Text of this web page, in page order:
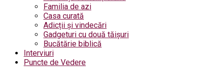
Familia de azi
Casa curată
Adicții și vindecări
Gadgeturi cu două tăișuri
Bucătărie biblică
Interviuri
Puncte de Vedere